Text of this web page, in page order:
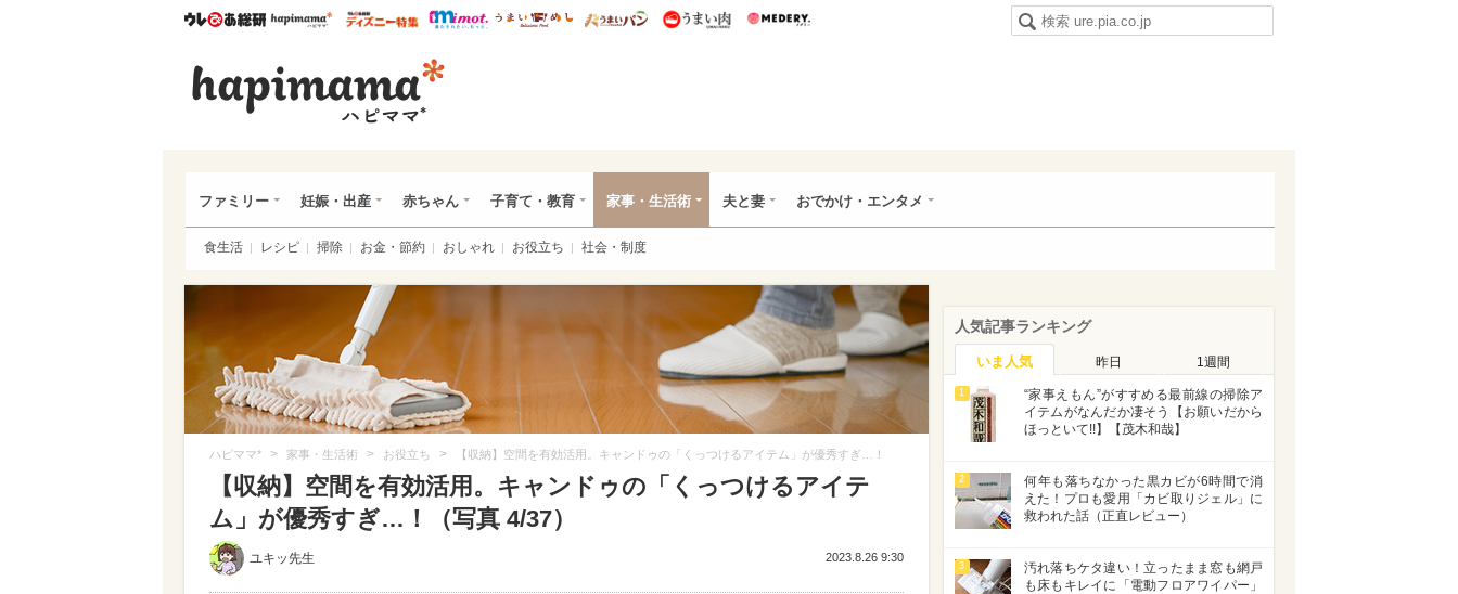
ウレぴあ総研ハピママ* ウレぴあ総研 ディズニー特集
mimot. うまいめし うまいパン うまい肉
ファミリー 妊娠・出産 赤ちゃん 子育て・教育 家事・生活術 夫と妻 おでかけ・エンタメ
食生活 レシピ 掃除 お金・節約 おしゃれ お役立ち 社会・制度
ハピママ* > 家事・生活術 > お役立ち > 【収納】空間を有効活用。キャンドゥの「くっつけるアイテム」が優秀すぎ…！
【収納】空間を有効活用。キャンドゥの「くっつけるアイテ
ム」が優秀すぎ…！（写真 4/37）
ユキッ先生 2023.8.26 9:30
人気記事ランキング
いま人気 昨日 1週間
1
“家事えもん”がすすめる最前線の掃除ア
イテムがなんだか凄そう【お願いだから
ほっといて!!】【茂木和哉】
2
何年も落ちなかった黒カビが6時間で消
えた！プロも愛用「カビ取りジェル」に
救われた話（正直レビュー）
3
汚れ落ちケタ違い！立ったまま窓も網戸
も床もキレイに「電動フロアワイパー」